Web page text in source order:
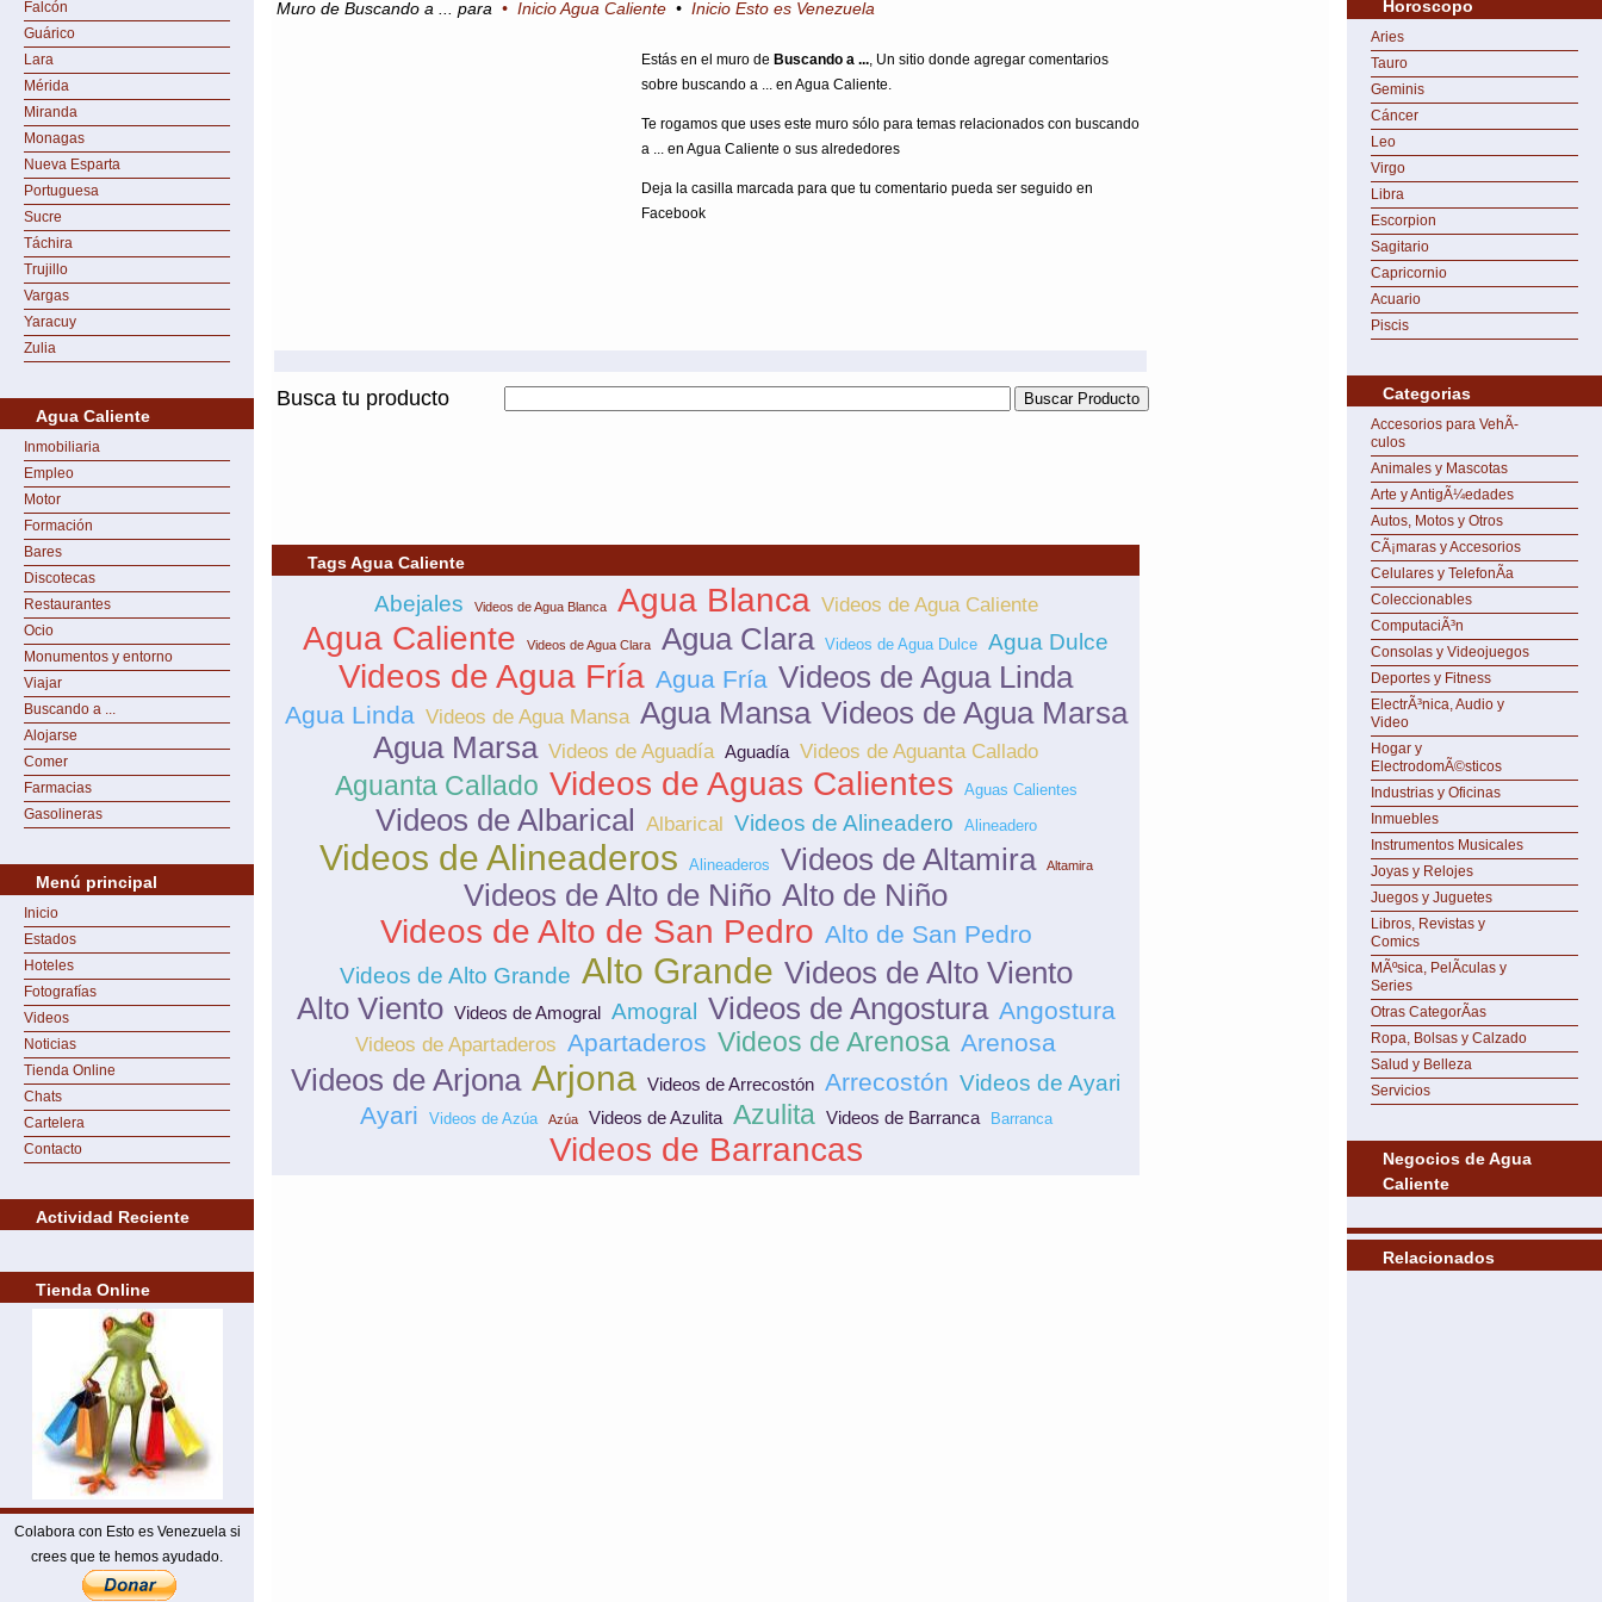
Falcón
Guárico
Lara
Mérida
Miranda
Monagas
Nueva Esparta
Portuguesa
Sucre
Táchira
Trujillo
Vargas
Yaracuy
Zulia
Agua Caliente
Inmobiliaria
Empleo
Motor
Formación
Bares
Discotecas
Restaurantes
Ocio
Monumentos y entorno
Viajar
Buscando a ...
Alojarse
Comer
Farmacias
Gasolineras
Menú principal
Inicio
Estados
Hoteles
Fotografías
Videos
Noticias
Tienda Online
Chats
Cartelera
Contacto
Actividad Reciente
Tienda Online
Colabora con Esto es Venezuela si
crees que te hemos ayudado.
Muro de Buscando a ... para • Inicio Agua Caliente • Inicio Esto es Venezuela
Estás en el muro de Buscando a ..., Un sitio donde agregar comentarios
sobre buscando a ... en Agua Caliente.
Te rogamos que uses este muro sólo para temas relacionados con buscando
a ... en Agua Caliente o sus alrededores
Deja la casilla marcada para que tu comentario pueda ser seguido en
Facebook
Busca tu producto
Tags Agua Caliente
Abejales Videos de Agua Blanca Agua Blanca Videos de Agua Caliente
Agua Caliente Videos de Agua Clara Agua Clara Videos de Agua Dulce Agua Dulce
Videos de Agua Fría Agua Fría Videos de Agua Linda
Agua Linda Videos de Agua Mansa Agua Mansa Videos de Agua Marsa
Agua Marsa Videos de Aguadía Aguadía Videos de Aguanta Callado
Aguanta Callado Videos de Aguas Calientes Aguas Calientes
Videos de Albarical Albarical Videos de Alineadero Alineadero
Videos de Alineaderos Alineaderos Videos de Altamira Altamira
Videos de Alto de Niño Alto de Niño
Videos de Alto de San Pedro Alto de San Pedro
Videos de Alto Grande Alto Grande Videos de Alto Viento
Alto Viento Videos de Amogral Amogral Videos de Angostura Angostura
Videos de Apartaderos Apartaderos Videos de Arenosa Arenosa
Videos de Arjona Arjona Videos de Arrecostón Arrecostón Videos de Ayari
Ayari Videos de Azúa Azúa Videos de Azulita Azulita Videos de Barranca Barranca
Videos de Barrancas
Horoscopo
Aries
Tauro
Geminis
Cáncer
Leo
Virgo
Libra
Escorpion
Sagitario
Capricornio
Acuario
Piscis
Categorias
Accesorios para VehÃ­
culos
Animales y Mascotas
Arte y AntigÃ¼edades
Autos, Motos y Otros
CÃ¡maras y Accesorios
Celulares y TelefonÃ­a
Coleccionables
ComputaciÃ³n
Consolas y Videojuegos
Deportes y Fitness
ElectrÃ³nica, Audio y
Video
Hogar y
ElectrodomÃ©sticos
Industrias y Oficinas
Inmuebles
Instrumentos Musicales
Joyas y Relojes
Juegos y Juguetes
Libros, Revistas y
Comics
MÃºsica, PelÃ­culas y
Series
Otras CategorÃ­as
Ropa, Bolsas y Calzado
Salud y Belleza
Servicios
Negocios de Agua
Caliente
Relacionados